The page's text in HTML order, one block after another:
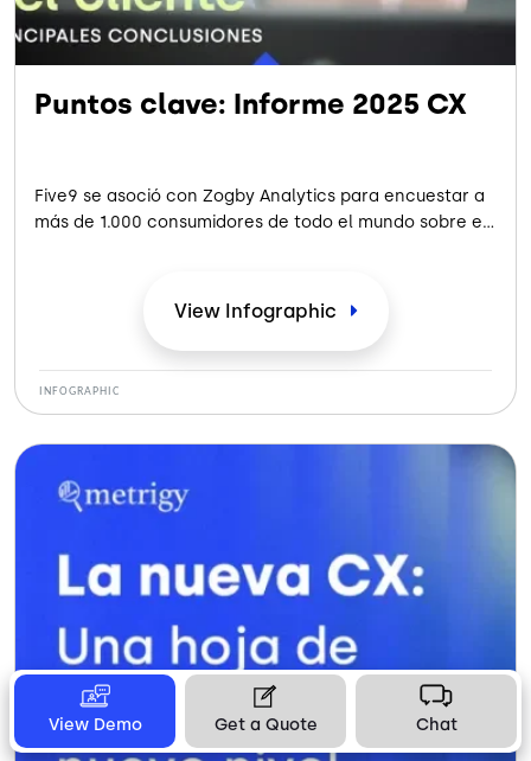
Puntos clave: Informe 2025 CX
Five9 se asoció con Zogby Analytics para encuestar a
más de 1.000 consumidores de todo el mundo sobre el
View Infographic
INFOGRAPHIC
View Demo Get a Quote Chat